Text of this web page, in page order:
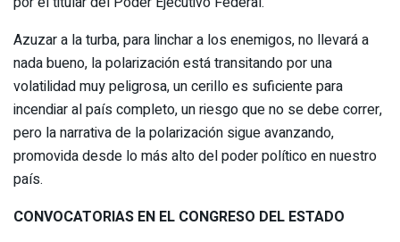
Azuzar a la turba, para linchar a los enemigos, no llevará a
nada bueno, la polarización está transitando por una
volatilidad muy peligrosa, un cerillo es suficiente para
incendiar al país completo, un riesgo que no se debe correr,
pero la narrativa de la polarización sigue avanzando,
promovida desde lo más alto del poder político en nuestro
país.
CONVOCATORIAS EN EL CONGRESO DEL ESTADO